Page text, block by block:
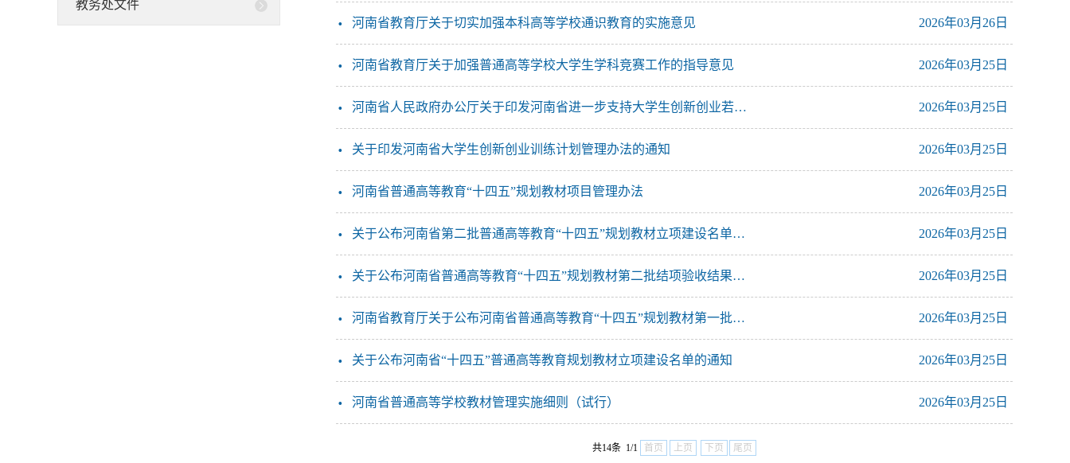
教务处文件
· 河南省教育厅关于切实加强本科高等学校通识教育的实施意见 2026年03月26日
· 河南省教育厅关于加强普通高等学校大学生学科竞赛工作的指导意见 2026年03月25日
· 河南省人民政府办公厅关于印发河南省进一步支持大学生创新创业若干措施的通知 2026年03月25日
· 关于印发河南省大学生创新创业训练计划管理办法的通知 2026年03月25日
· 河南省普通高等教育“十四五”规划教材项目管理办法 2026年03月25日
· 关于公布河南省第二批普通高等教育“十四五”规划教材立项建设名单的通知 2026年03月25日
· 关于公布河南省普通高等教育“十四五”规划教材第二批结项验收结果的通知 2026年03月25日
· 河南省教育厅关于公布河南省普通高等教育“十四五”规划教材第一批结项验收结果的通知 2026年03月25日
· 关于公布河南省“十四五”普通高等教育规划教材立项建设名单的通知 2026年03月25日
· 河南省普通高等学校教材管理实施细则（试行） 2026年03月25日
共14条 1/1 首页 上页 下页 尾页